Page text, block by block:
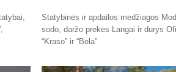
Statybinės ir apdailos medžiagos
sodo, daržo prekės Langai ir durys
“Kraso” ir “Bela”